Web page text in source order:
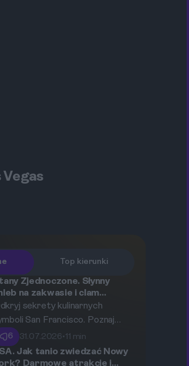
Vegas
Top kierunki
Zjednoczone. Słynny
na zakwasie i clam
jako kulinarne
San Francisco
sekrety kulinarnych
San Francisco. Poznaj
słynnego chleba na
oraz gęstej zupy clam
które każdego dnia
6 31.07.2026•11 min
Jak tanio zwiedzać Nowy
Darmowe atrakcje i